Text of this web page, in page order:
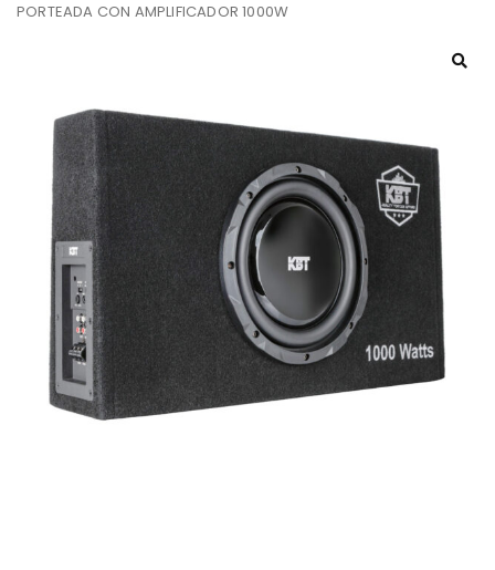
PORTEADA CON AMPLIFICADOR 1000W